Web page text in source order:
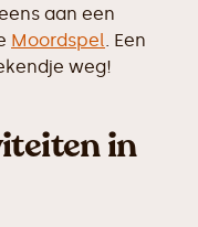
aan een
Moordspel. Een
weg!
in